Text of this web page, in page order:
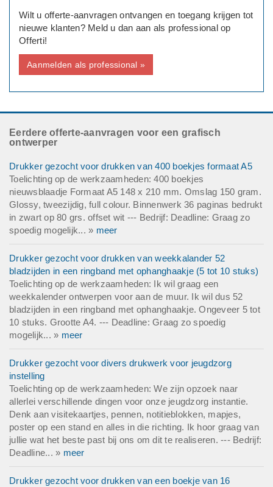
Wilt u offerte-aanvragen ontvangen en toegang krijgen tot
nieuwe klanten? Meld u dan aan als professional op
Offerti!
Aanmelden als professional »
Eerdere offerte-aanvragen voor een grafisch
ontwerper
Drukker gezocht voor drukken van 400 boekjes formaat A5
Toelichting op de werkzaamheden: 400 boekjes
nieuwsblaadje Formaat A5 148 x 210 mm. Omslag 150 gram.
Glossy, tweezijdig, full colour. Binnenwerk 36 paginas bedrukt
in zwart op 80 grs. offset wit --- Bedrijf: Deadline: Graag zo
spoedig mogelijk... » meer
Drukker gezocht voor drukken van weekkalander 52
bladzijden in een ringband met ophanghaakje (5 tot 10 stuks)
Toelichting op de werkzaamheden: Ik wil graag een
weekkalender ontwerpen voor aan de muur. Ik wil dus 52
bladzijden in een ringband met ophanghaakje. Ongeveer 5 tot
10 stuks. Grootte A4. --- Deadline: Graag zo spoedig
mogelijk... » meer
Drukker gezocht voor divers drukwerk voor jeugdzorg
instelling
Toelichting op de werkzaamheden: We zijn opzoek naar
allerlei verschillende dingen voor onze jeugdzorg instantie.
Denk aan visitekaartjes, pennen, notitieblokken, mapjes,
poster op een stand en alles in die richting. Ik hoor graag van
jullie wat het beste past bij ons om dit te realiseren. --- Bedrijf:
Deadline... » meer
Drukker gezocht voor drukken van een boekje van 16